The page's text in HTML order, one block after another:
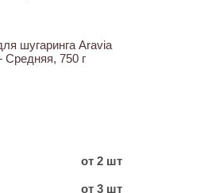
шугаринга Aravia
750 г
от 2 шт
от 3 шт